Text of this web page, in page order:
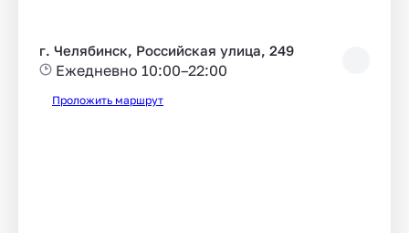
г. Челябинск, Российская улица, 249
Ежедневно 10:00–22:00
Проложить маршрут